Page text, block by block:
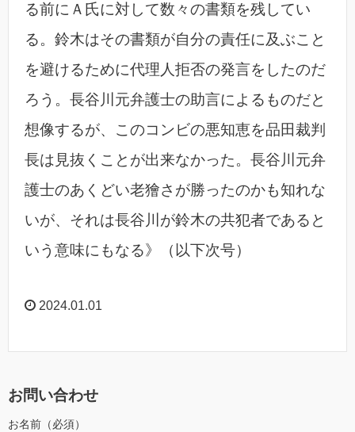
る前にＡ氏に対して数々の書類を残してい
る。鈴木はその書類が自分の責任に及ぶこと
を避けるために代理人拒否の発言をしたのだ
ろう。長谷川元弁護士の助言によるものだと
想像するが、このコンビの悪知恵を品田裁判
長は見抜くことが出来なかった。長谷川元弁
護士のあくどい老獪さが勝ったのかも知れな
いが、それは長谷川が鈴木の共犯者であると
いう意味にもなる》（以下次号）
2024.01.01
お問い合わせ
お名前（必須）